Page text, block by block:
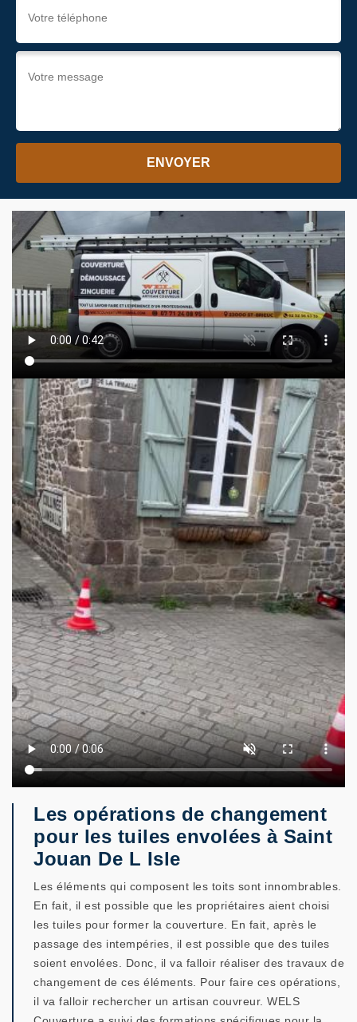
Les opérations de changement
pour les tuiles envolées à Saint
Jouan De L Isle
Les éléments qui composent les toits sont innombrables.
En fait, il est possible que les propriétaires aient choisi
les tuiles pour former la couverture. En fait, après le
passage des intempéries, il est possible que des tuiles
soient envolées. Donc, il va falloir réaliser des travaux de
changement de ces éléments. Pour faire ces opérations,
il va falloir rechercher un artisan couvreur. WELS